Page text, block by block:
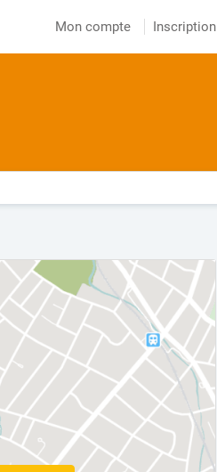
Mon compte Inscription